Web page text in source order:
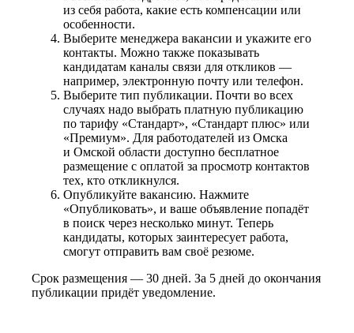
из себя работа, какие есть компенсации или
особенности.
Выберите менеджера вакансии и укажите его
контакты. Можно также показывать
кандидатам каналы связи для откликов —
например, электронную почту или телефон.
Выберите тип публикации. Почти во всех
случаях надо выбрать платную публикацию
по тарифу «Стандарт», «Стандарт плюс» или
«Премиум». Для работодателей из Омска
и Омской области доступно бесплатное
размещение с оплатой за просмотр контактов
тех, кто откликнулся.
Опубликуйте вакансию. Нажмите
«Опубликовать», и ваше объявление попадёт
в поиск через несколько минут. Теперь
кандидаты, которых заинтересует работа,
смогут отправить вам своё резюме.
Срок размещения — 30 дней. За 5 дней до окончания
публикации придёт уведомление.